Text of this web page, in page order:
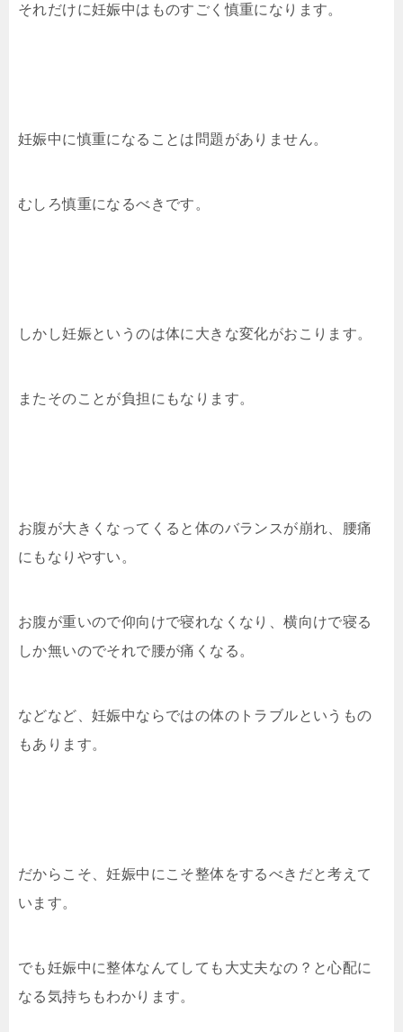
それだけに妊娠中はものすごく慎重になります。
妊娠中に慎重になることは問題がありません。
むしろ慎重になるべきです。
しかし妊娠というのは体に大きな変化がおこります。
またそのことが負担にもなります。
お腹が大きくなってくると体のバランスが崩れ、腰痛
にもなりやすい。
お腹が重いので仰向けで寝れなくなり、横向けで寝る
しか無いのでそれで腰が痛くなる。
などなど、妊娠中ならではの体のトラブルというもの
もあります。
だからこそ、妊娠中にこそ整体をするべきだと考えて
います。
でも妊娠中に整体なんてしても大丈夫なの？と心配に
なる気持ちもわかります。